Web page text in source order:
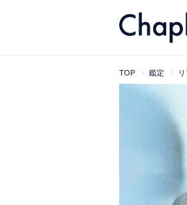
TOP 鑑定